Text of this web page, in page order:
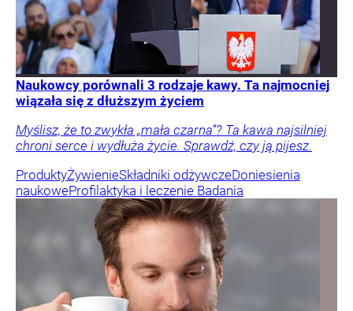
Naukowcy porównali 3 rodzaje kawy. Ta najmocniej
wiązała się z dłuższym życiem
Myślisz, że to zwykła „mała czarna”? Ta kawa najsilniej
chroni serce i wydłuża życie. Sprawdź, czy ją pijesz.
ProduktyŻywienieSkładniki odżywczeDoniesienia
naukoweProfilaktyka i leczenie Badania